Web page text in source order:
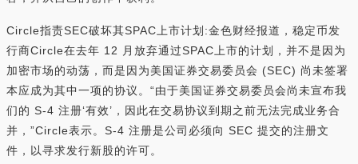
Circle指责SEC破坏其SPAC上市计划:金色财经报道，稳定币发
行商Circle在去年 12 月放弃通过SPAC上市的计划，并不是因为
加密市场的动荡，而是因为美国证券交易委员会 (SEC) 尚未签署
本应成为其中一项的协议。“由于美国证券交易委员会尚未宣布我
们的 S-4 注册‘有效’，因此在交易协议到期之前无法完成业务合
并，”Circle表示。S-4 注册是公司必须向 SEC 提交的注册文
件，以寻求发行新股的许可。